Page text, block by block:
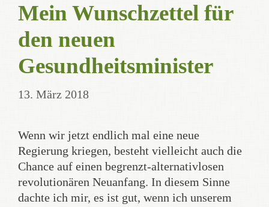
Mein Wunschzettel für
den neuen
Gesundheitsminister
13. März 2018
Wenn wir jetzt endlich mal eine neue
Regierung kriegen, besteht vielleicht auch die
Chance auf einen begrenzt-alternativlosen
revolutionären Neuanfang. In diesem Sinne
dachte ich mir, es ist gut, wenn ich unserem